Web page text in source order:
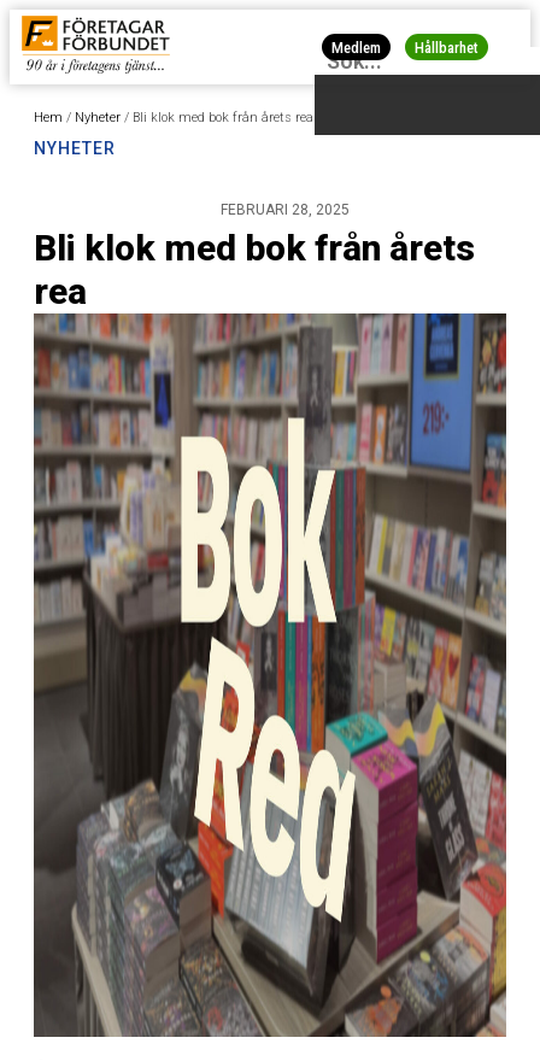
Medlem Hållbarhet
Hem / Nyheter / Bli klok med bok från årets rea
NYHETER
FEBRUARI 28, 2025
Bli klok med bok från årets
rea